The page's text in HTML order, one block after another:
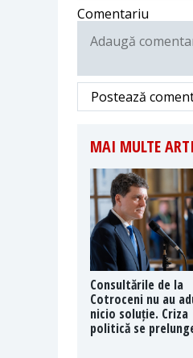
Comentariu
Postează
MAI MULTE
Consultările de la
Cotroceni nu au
nicio soluție. Criza
politică se